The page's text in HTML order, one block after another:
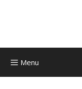
Menu